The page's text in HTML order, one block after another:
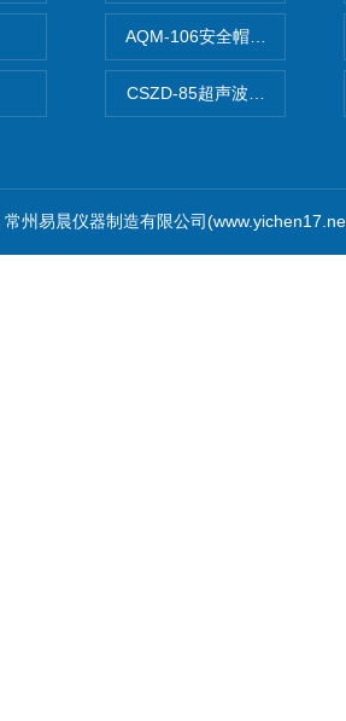
AQM-106安全帽高温预处理
CSZD-85超声波清洗振荡器
州易晨仪器制造有限公司